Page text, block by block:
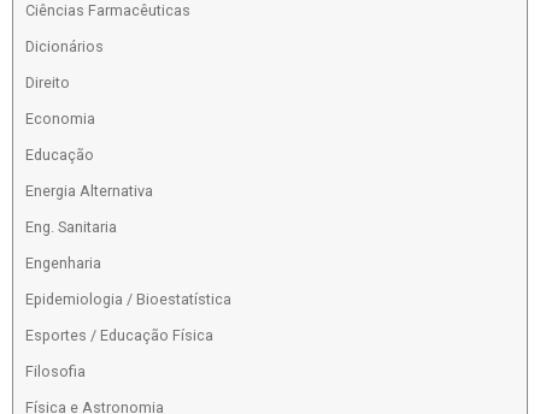
Ciências Farmacêuticas
Dicionários
Direito
Economia
Educação
Energia Alternativa
Eng. Sanitaria
Engenharia
Epidemiologia / Bioestatística
Esportes / Educação Física
Filosofia
Física e Astronomia